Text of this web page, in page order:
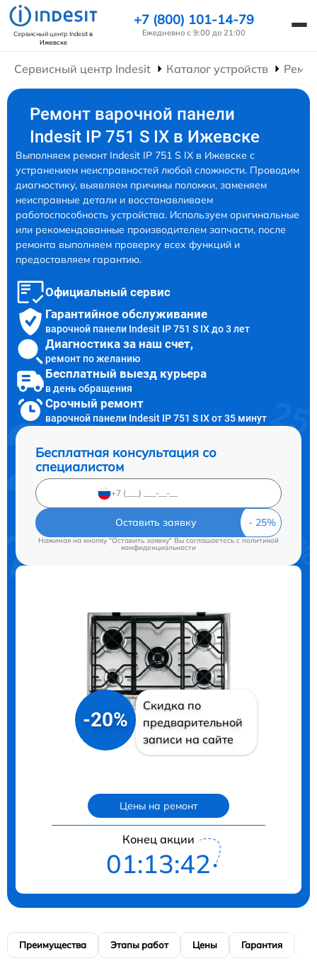
Сервисный центр Indesitв
Ижевске
+7 (800) 101-14-79
Ежедневно с 9:00 до 21:00
Сервисный центр Indesit Каталог устройств
Ремонт варочной панели
Indesit IP 751 S IX в Ижевске
Выполняем ремонт Indesit IP 751 S IX в Ижевске с
устранением неисправностей любой сложности. Проводим
диагностику, выявляем причины поломки, заменяем
неисправные детали и восстанавливаем
работоспособность устройства. Используем оригинальные
или рекомендованные производителем запчасти, после
ремонта выполняем проверку всех функций и
предоставляем гарантию.
Официальный сервис
Гарантийное обслуживание
варочной панели Indesit IP 751 S IX до 3 лет
Диагностика за наш счет,
ремонт по желанию
Бесплатный выезд курьера
в день обращения
Срочный ремонт
варочной панели Indesit IP 751 S IX от 35 минут
Бесплатная консультация со
специалистом
Оставить заявку
Нажимая на кнопку "Оставить заявку" Вы соглашаетесь cполитикой
конфиденциальности
-20%
Скидка по
предварительной
записи на сайте
Цены на ремонт
Конец акции
01:13:41
Преимущества Этапы работ Цены Гарантия